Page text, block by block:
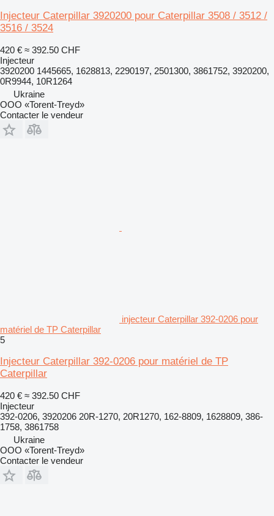
Injecteur Caterpillar 3920200 pour Caterpillar 3508 / 3512 /
3516 / 3524
420 € ≈ 392.50 CHF
Injecteur
3920200 1445665, 1628813, 2290197, 2501300, 3861752, 3920200,
0R9944, 10R1264
Ukraine
OOO «Torent-Treyd»
Contacter le vendeur
injecteur Caterpillar 392-0206 pour
matériel de TP Caterpillar
5
Injecteur Caterpillar 392-0206 pour matériel de TP
Caterpillar
420 € ≈ 392.50 CHF
Injecteur
392-0206, 3920206 20R-1270, 20R1270, 162-8809, 1628809, 386-
1758, 3861758
Ukraine
OOO «Torent-Treyd»
Contacter le vendeur